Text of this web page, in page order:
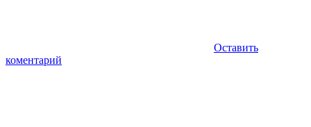
Оставить
коментарий